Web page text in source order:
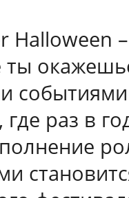
Halloween
ты
раз в